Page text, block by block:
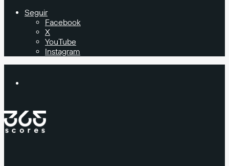
Seguir
Facebook
X
YouTube
Instagram